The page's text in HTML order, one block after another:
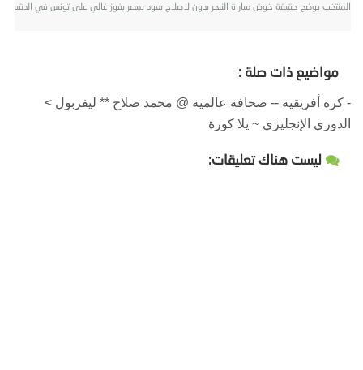
المنتخب يوضح حقيقة خوض مباراة النيجر بدون لاعبي الأهليصلاح يعود بمصر بفوز غالي على تونس في الدقيقة
مواضيع ذات صلة :
- كرة أفريقية -- صحافة عالمية @ محمد صلاح ** ليفربول >
الدوري الإنجليزي ~ يلا كورة
ليست هناك تعليقات: